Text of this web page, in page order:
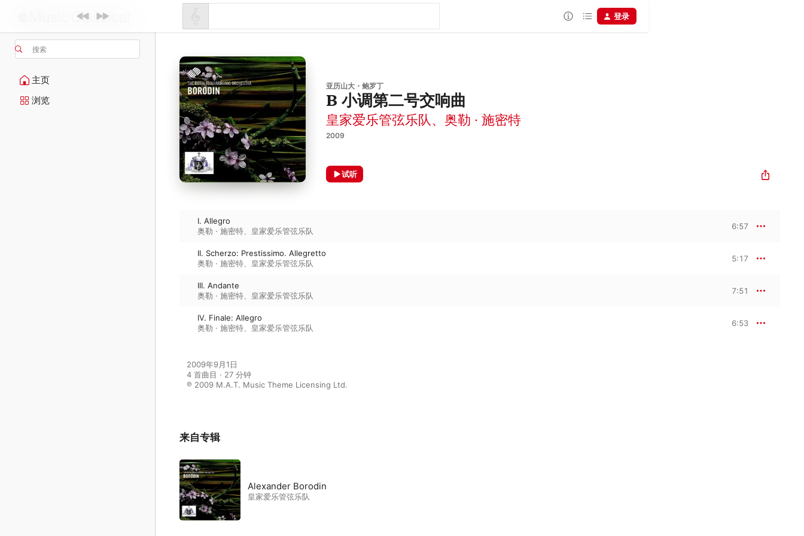
搜索
主页
浏览
登录
亚历山大・鲍罗丁
B 小调第二号交响曲
皇家爱乐管弦乐队、 奥勒 · 施密特
2009
试听
I. Allegro
奥勒 · 施密特
皇家爱乐管弦乐队
6:57
II. Scherzo: Prestissimo. Allegretto
奥勒 · 施密特
皇家爱乐管弦乐队
5:17
III. Andante
奥勒 · 施密特
皇家爱乐管弦乐队
7:51
IV. Finale: Allegro
奥勒 · 施密特
皇家爱乐管弦乐队
6:53
2009年9月1日
4 首曲目 · 27 分钟
℗ 2009 M.A.T. Music Theme Licensing Ltd.
来自专辑
Alexander Borodin
皇家爱乐管弦乐队